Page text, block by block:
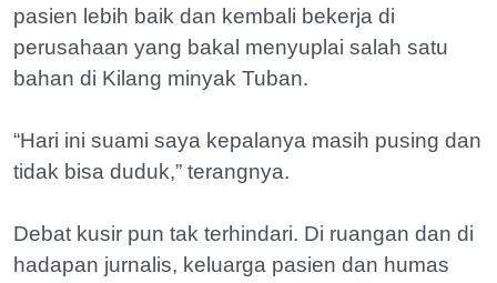
pasien lebih baik dan kembali bekerja di
perusahaan yang bakal menyuplai salah satu
bahan di Kilang minyak Tuban.
“Hari ini suami saya kepalanya masih pusing dan
tidak bisa duduk,” terangnya.
Debat kusir pun tak terhindari. Di ruangan dan di
hadapan jurnalis, keluarga pasien dan humas